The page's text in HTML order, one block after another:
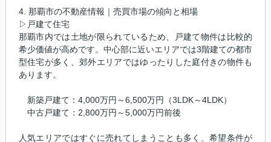
4. 那覇市の不動産情報｜売買市場の傾向と相場
▷戸建て住宅
那覇市内では土地が限られているため、戸建て物件は比較的
希少価値が高めです。中心部に近いエリアでは3階建ての都市
型住宅が多く、郊外エリアではゆったりした庭付きの物件も
あります。
新築戸建て：4,000万円～6,500万円（3LDK～4LDK）
中古戸建て：2,800万円～5,000万円前後
人気エリアではすぐに売れてしまうことも多く、希望条件が